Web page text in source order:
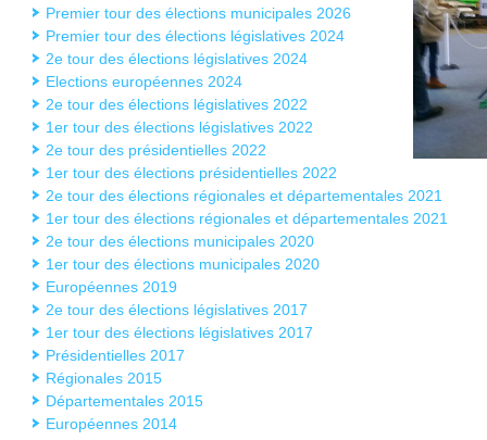
Premier tour des élections municipales 2026
Premier tour des élections législatives 2024
2e tour des élections législatives 2024
Elections européennes 2024
2e tour des élections législatives 2022
1er tour des élections législatives 2022
2e tour des présidentielles 2022
1er tour des élections présidentielles 2022
2e tour des élections régionales et départementales 2021
1er tour des élections régionales et départementales 2021
2e tour des élections municipales 2020
1er tour des élections municipales 2020
Européennes 2019
2e tour des élections législatives 2017
1er tour des élections législatives 2017
Présidentielles 2017
Régionales 2015
Départementales 2015
Européennes 2014